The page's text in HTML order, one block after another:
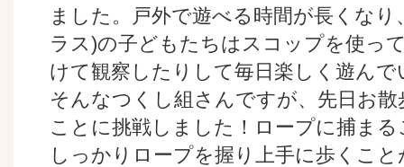
ました。戸外で遊べる時間が長くな
ラス)の子どもたちはスコップを使っ
けて観察したりして毎日楽しく遊んで
そんなつくし組さんですが、先日お
ことに挑戦しました！ロープに捕ま
しっかりロープを握り上手に歩くこ